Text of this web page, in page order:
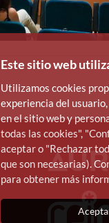
Este sitio web
Utilizamos cookies
experiencia del
en el sitio web y
todas las cookies",
aceptar o "Rechazar
que son necesarias).
para obtener más